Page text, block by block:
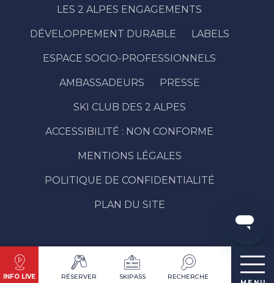
INFO LIVE RÉSERVER SKIPASS RECHERCHE
LES 2 ALPES ENGAGEMENTS
DÉVELOPPEMENT DURABLE LABELS
ESPACE SOCIO-PROFESSIONNELS
AMBASSADEURS PRESSE
SKI CLUB DES 2 ALPES
ACCESSIBILITÉ : NON CONFORME
MENTIONS LÉGALES
POLITIQUE DE CONFIDENTIALITÉ
PLAN DU SITE